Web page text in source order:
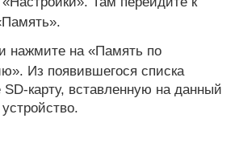
нажмите на «Память по
Из появившегося списка
карту, вставленную на данный